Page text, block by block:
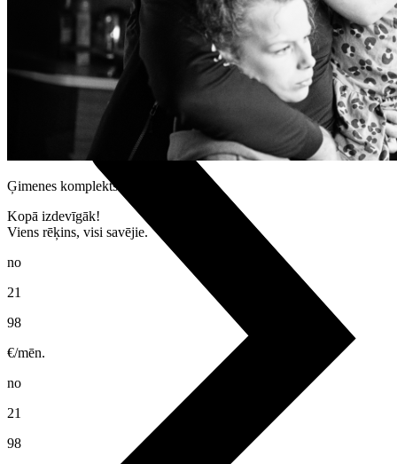
Iekārtu apdrošināšana
Nomaksas līgums
Multi-SIM
Pieslēgums pulkstenī bērnam
Viedierīces
Ģimenes komplekts
Kopā izdevīgāk!
Viens rēķins, visi savējie.
no
21
98
€/mēn.
no
21
98